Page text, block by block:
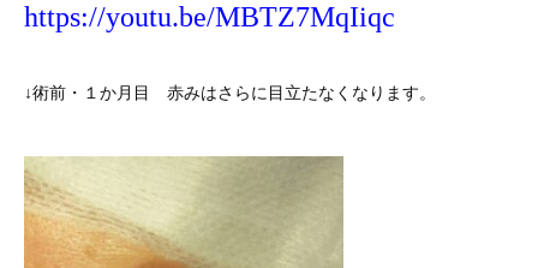
https://youtu.be/MBTZ7MqIiqc
↓術前・１か月目 赤みはさらに目立たなくなります。